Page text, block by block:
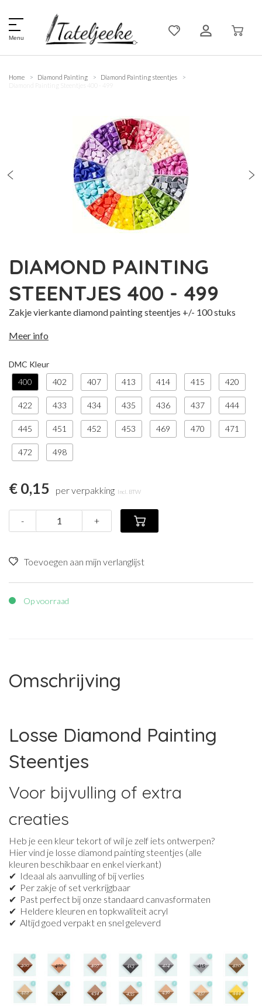
Menu
Home Diamond Painting
Diamond Painting steentjes
Diamond Painting Steentjes 400 - 499
DIAMOND PAINTING
STEENTJES 400 - 499
Zakje vierkante diamond painting steentjes +/- 100 stuks
Meer info
DMC Kleur
400
402 407 413 414 415 420
422 433 434 435 436 437 444
445 451 452 453 469 470 471
472 498
€ 0,15 per verpakking Incl. BTW
- +
Toevoegen aan mijn verlanglijst
Op voorraad
Omschrijving
Losse Diamond Painting
Steentjes
Voor bijvulling of extra
creaties
Heb je een kleur tekort of wil je zelf iets ontwerpen?
Hier vind je losse diamond painting steentjes (alle
kleuren beschikbaar en enkel vierkant)
✔ Ideaal als aanvulling of bij verlies
✔ Per zakje of set verkrijgbaar
✔ Past perfect bij onze standaard canvasformaten
✔ Heldere kleuren en topkwaliteit acryl
✔ Altijd goed verpakt en snel geleverd